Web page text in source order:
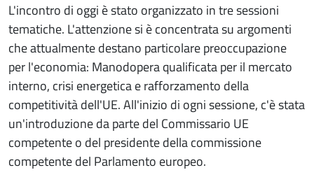
L'incontro di oggi è stato organizzato in tre sessioni
tematiche. L'attenzione si è concentrata su argomenti
che attualmente destano particolare preoccupazione
per l'economia: Manodopera qualificata per il mercato
interno, crisi energetica e rafforzamento della
competitività dell'UE. All'inizio di ogni sessione, c'è stata
un'introduzione da parte del Commissario UE
competente o del presidente della commissione
competente del Parlamento europeo.